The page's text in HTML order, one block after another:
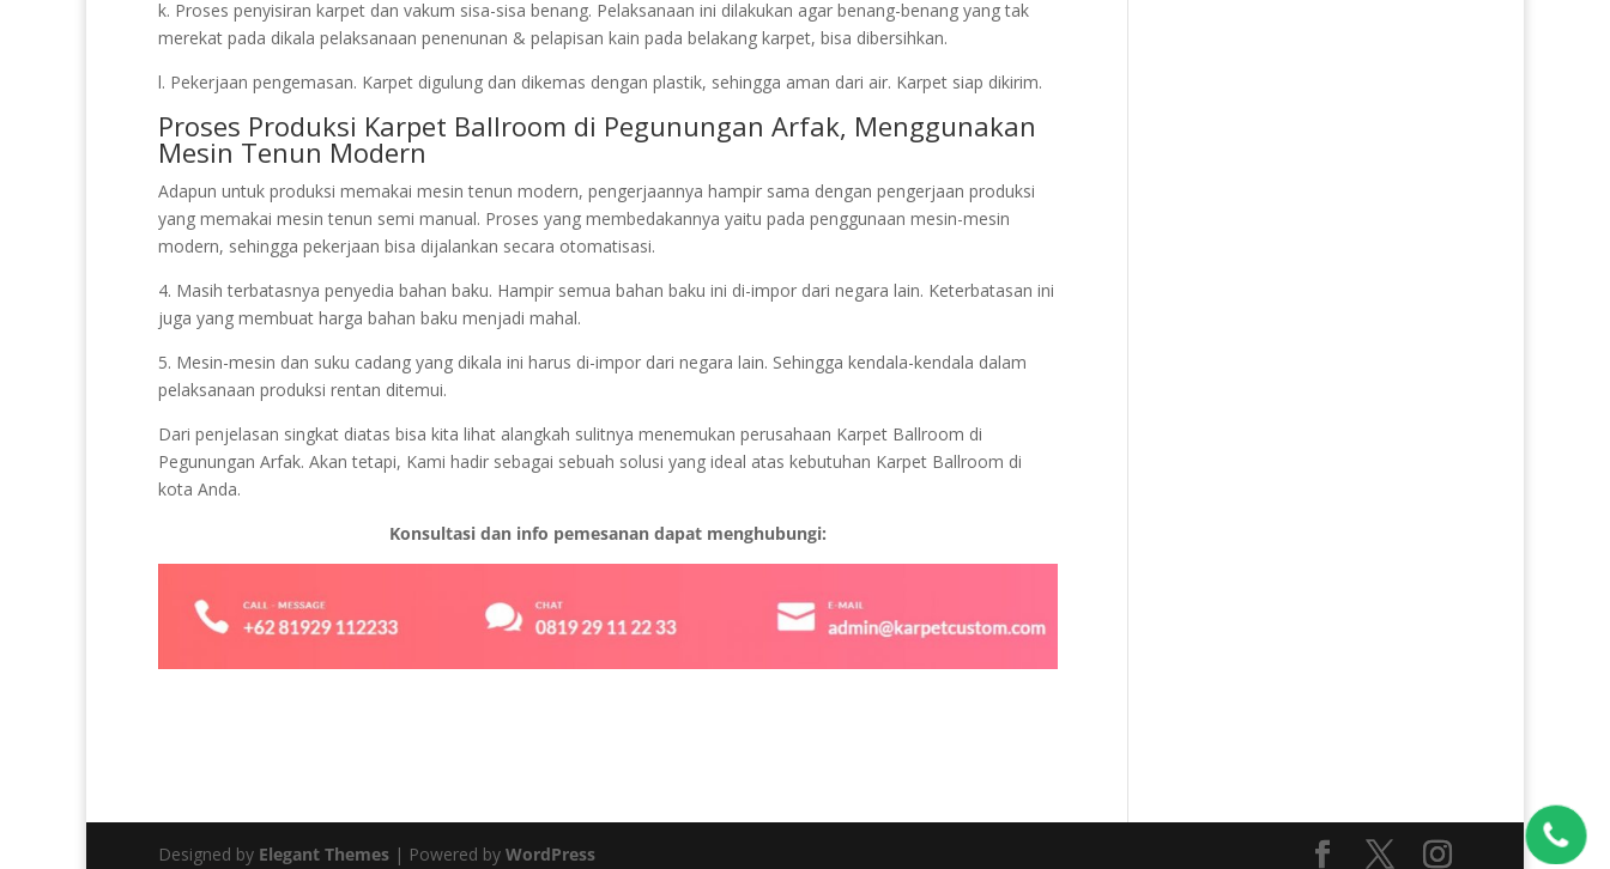
k. Proses penyisiran karpet dan vakum sisa-sisa benang. Pelaksanaan ini dilakukan agar benang-benang yang tak
merekat pada dikala pelaksanaan penenunan & pelapisan kain pada belakang karpet, bisa dibersihkan.
l. Pekerjaan pengemasan. Karpet digulung dan dikemas dengan plastik, sehingga aman dari air. Karpet siap dikirim.
Proses Produksi Karpet Ballroom di Pegunungan Arfak, Menggunakan
Mesin Tenun Modern
Adapun untuk produksi memakai mesin tenun modern, pengerjaannya hampir sama dengan pengerjaan produksi
yang memakai mesin tenun semi manual. Proses yang membedakannya yaitu pada penggunaan mesin-mesin
modern, sehingga pekerjaan bisa dijalankan secara otomatisasi.
4. Masih terbatasnya penyedia bahan baku. Hampir semua bahan baku ini di-impor dari negara lain. Keterbatasan ini
juga yang membuat harga bahan baku menjadi mahal.
5. Mesin-mesin dan suku cadang yang dikala ini harus di-impor dari negara lain. Sehingga kendala-kendala dalam
pelaksanaan produksi rentan ditemui.
Dari penjelasan singkat diatas bisa kita lihat alangkah sulitnya menemukan perusahaan Karpet Ballroom di
Pegunungan Arfak. Akan tetapi, Kami hadir sebagai sebuah solusi yang ideal atas kebutuhan Karpet Ballroom di
kota Anda.
Konsultasi dan info pemesanan dapat menghubungi:
Designed by Elegant Themes | Powered by WordPress